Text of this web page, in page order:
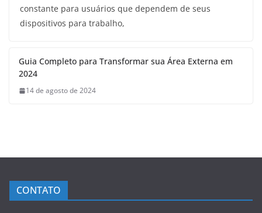
constante para usuários que dependem de seus
dispositivos para trabalho,
Guia Completo para Transformar sua Área Externa em
2024
14 de agosto de 2024
CONTATO